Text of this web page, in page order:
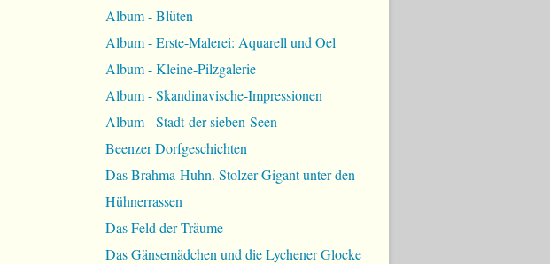
Album - Blüten
Album - Erste-Malerei: Aquarell und Oel
Album - Kleine-Pilzgalerie
Album - Skandinavische-Impressionen
Album - Stadt-der-sieben-Seen
Beenzer Dorfgeschichten
Das Brahma-Huhn. Stolzer Gigant unter den
Hühnerrassen
Das Feld der Träume
Das Gänsemädchen und die Lychener Glocke